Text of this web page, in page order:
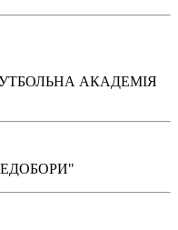
АКАДЕМІЯ